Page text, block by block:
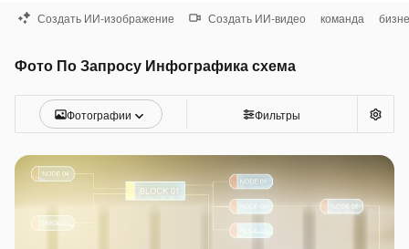
Создать ИИ-изображение Создать ИИ-видео команда
Фото По Запросу Инфографика схема
Фотографии Фильтры